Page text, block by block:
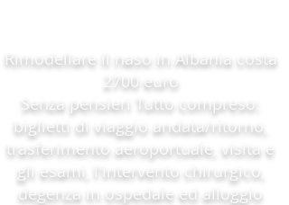
Rimodellare il naso in Albania costa
2700 euro
Senza pensieri Tutto compreso:
biglietti di viaggio andata/ritorno,
trasferimento aeroportuale, visita e
gli esami, l'intervento chirurgico,
degenza in ospedale ed alloggio